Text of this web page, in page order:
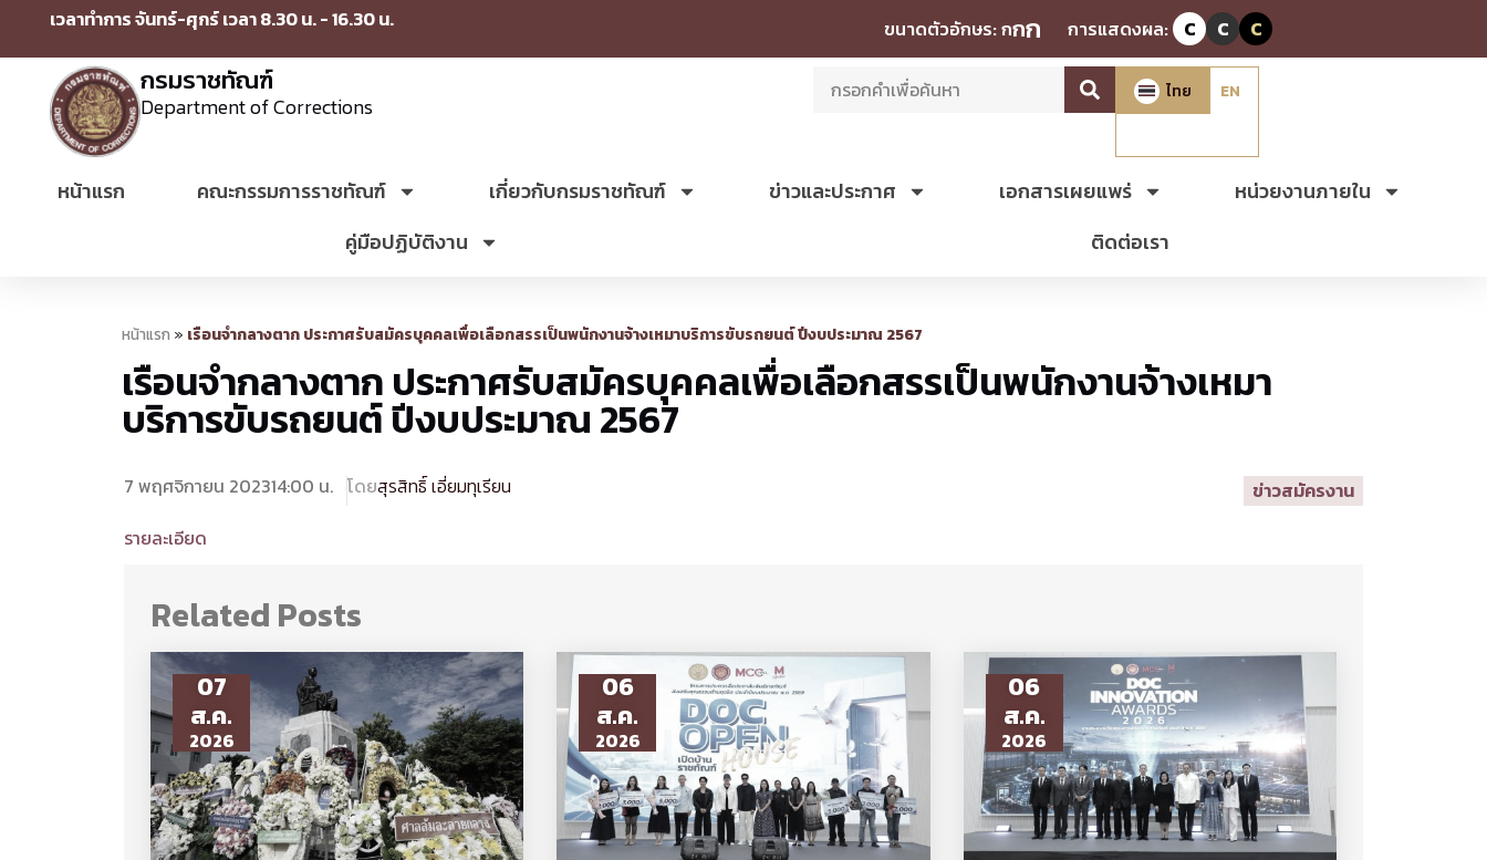
เวลาทำการ จันทร์-ศุกร์ เวลา 8.30 น. - 16.30 น. ขนาดตัวอักษร:กกก การแสดงผล: C C C
กรมราชทัณฑ์
Department of Corrections
ไทย EN
หน้าแรก คณะกรรมการราชทัณฑ์ เกี่ยวกับกรมราชทัณฑ์ ข่าวและประกาศ เอกสารเผยแพร่
หน่วยงานภายใน
คู่มือปฏิบัติงาน
ติดต่อเรา
หน้าแรก » เรือนจำกลางตาก ประกาศรับสมัครบุคคลเพื่อเลือกสรรเป็นพนักงานจ้างเหมาบริการขับรถยนต์ ปีงบประมาณ 2567
เรือนจำกลางตาก ประกาศรับสมัครบุคคลเพื่อเลือกสรรเป็นพนักงานจ้างเหมา
บริการขับรถยนต์ ปีงบประมาณ 2567
7 พฤศจิกายน 202314:00 น. โดยสุรสิทธิ์ เอี่ยมทุเรียน
ข่าวสมัครงาน
รายละเอียด
Related Posts
07
ส.ค.
2026
06
ส.ค.
2026
06
ส.ค.
2026